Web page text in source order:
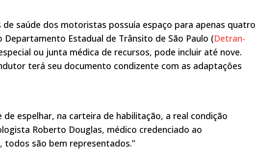
saúde dos motoristas possuía espaço para apenas quatro
Estadual de Trânsito de São Paulo (Detran-
ou junta médica de recursos, pode incluir até nove.
terá seu documento condizente com as adaptações
espelhar, na carteira de habilitação, a real condição
Roberto Douglas, médico credenciado ao
todos são bem representados.”